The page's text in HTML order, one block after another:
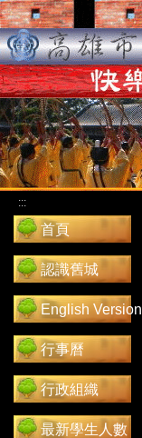
:::
首頁
認識舊城
English Version
行事曆
行政組織
最新學生人數